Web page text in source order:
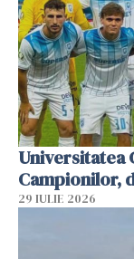
Universitatea
Campionilor,
29 IULIE 2026